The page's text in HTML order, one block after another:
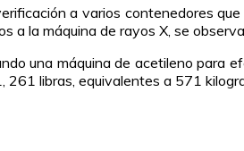
a varios contenedores
a la máquina de rayos X, se
una máquina de acetileno para
libras, equivalentes a 571